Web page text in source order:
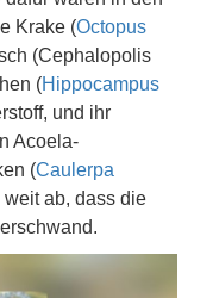
Krake (Octopus
(Cephalopolis
(Hippocampus
und ihr
Acoela-
(Caulerpa
ab, dass die